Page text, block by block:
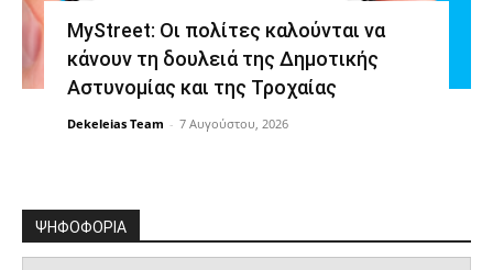
MyStreet: Οι πολίτες καλούνται να
κάνουν τη δουλειά της Δημοτικής
Αστυνομίας και της Τροχαίας
Dekeleias Team - 7 Αυγούστου, 2026
ΨΗΦΟΦΟΡΙΑ